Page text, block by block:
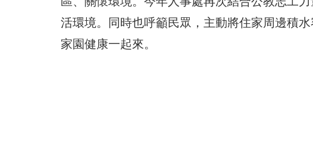
活環境。同時也呼籲民眾，主動將住家周邊積
家園健康一起來。